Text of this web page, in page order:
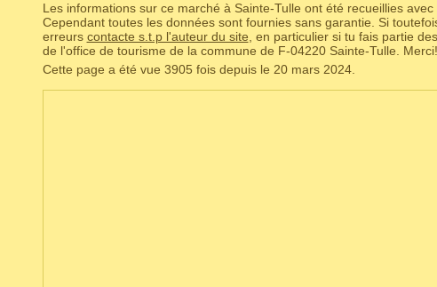
Les informations sur ce marché à Sainte-Tulle ont été recueillies avec
Cependant toutes les données sont fournies sans garantie. Si
erreurs contacte s.t.p l'auteur du site , en particulier si tu fais partie
de l'office de tourisme de la commune de F‑04220 Sainte-Tulle. Merci!
Cette page a été vue 3905 fois depuis le 20 mars 2024.